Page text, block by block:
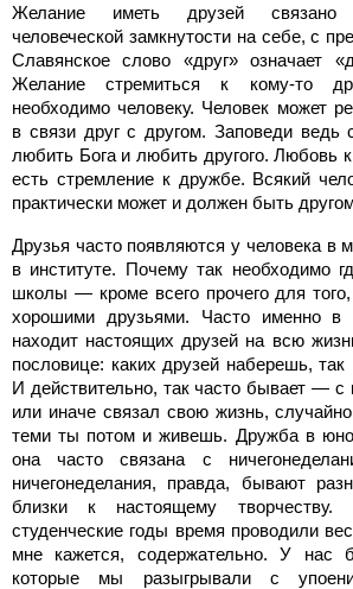
Желание иметь друзей связано
человеческой замкнутости на себе, с
Славянское слово «друг» означает
Желание стремиться к кому-то
необходимо человеку. Человек может
в связи друг с другом. Заповеди ведь
любить Бога и любить другого. Любовь
есть стремление к дружбе. Всякий
практически может и должен быть
Друзья часто появляются у человека в
в институте. Почему так необходимо
школы — кроме всего прочего для
хорошими друзьями. Часто именно в
находит настоящих друзей на всю
пословице: каких друзей наберешь,
И действительно, так часто бывает — с
или иначе связал свою жизнь,
теми ты потом и живешь. Дружба в
она часто связана с
ничегонеделания, правда, бывают
близки к настоящему
студенческие годы время проводили
мне кажется, содержательно. У нас
которые мы разыгрывали с